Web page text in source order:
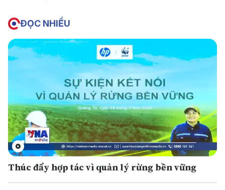
ĐỌC NHIỀU
Thúc đẩy hợp tác vì quản lý rừng bền vững